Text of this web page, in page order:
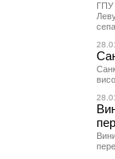
ГПУ